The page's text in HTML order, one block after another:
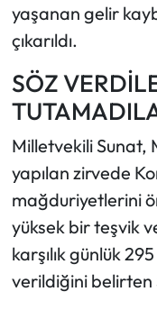
yaşanan gelir
çıkarıldı.
SÖZ
Milletvekili Sunat,
yapılan zirvede
mağduriyetlerini
yüksek bir teşvik
karşılık günlük
verildiğini belirten